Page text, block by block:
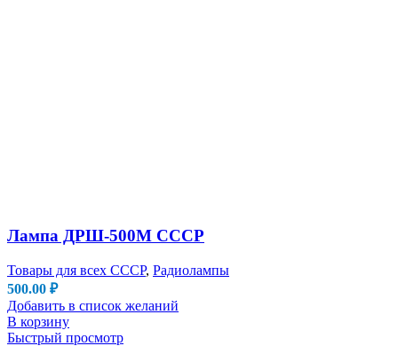
Лампа ДРШ-500М СССР
Товары для всех СССР, Радиолампы
500.00 ₽
Добавить в список желаний
В корзину
Быстрый просмотр